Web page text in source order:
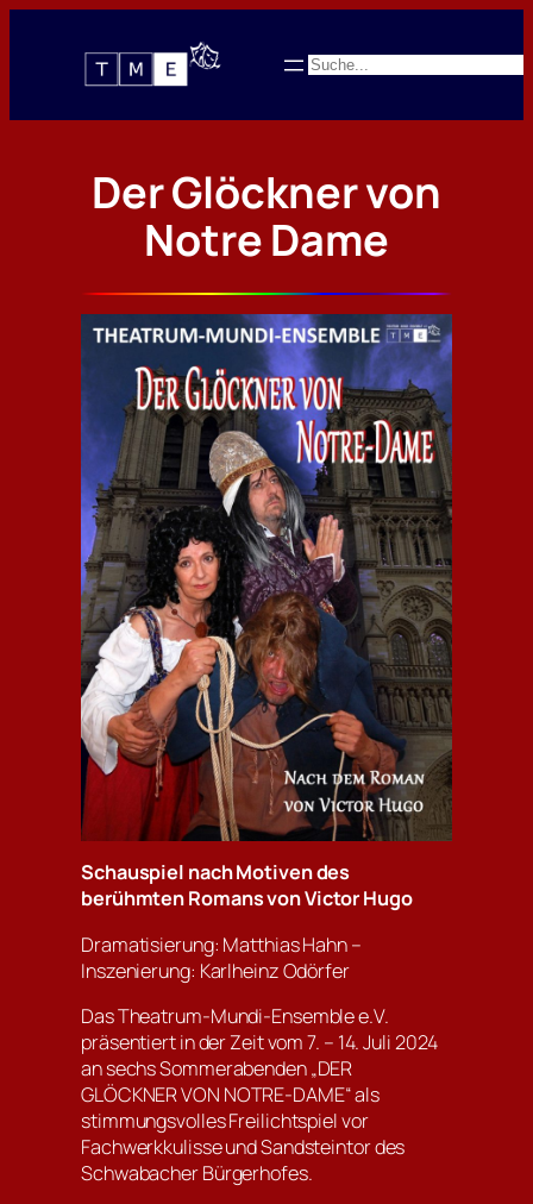
Suchen
Der Glöckner von
Notre Dame
Schauspiel nach Motiven des
berühmten Romans von Victor Hugo
Dramatisierung: Matthias Hahn –
Inszenierung: Karlheinz Odörfer
Das Theatrum-Mundi-Ensemble e.V.
präsentiert in der Zeit vom 7. – 14. Juli 2024
an sechs Sommerabenden „DER
GLÖCKNER VON NOTRE-DAME“ als
stimmungsvolles Freilichtspiel vor
Fachwerkkulisse und Sandsteintor des
Schwabacher Bürgerhofes.